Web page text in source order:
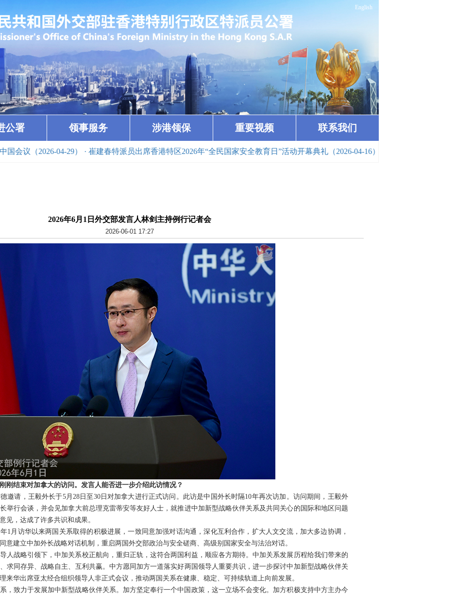
English
公署 领事服务 涉港领保 重要视频 联系我们
04-29） · 崔建春特派员出席香港特区2026年“全民国家安全教育日”活动开幕典礼（2026-04-16）
2026年6月1日外交部发言人林剑主持例行记者会
2026-06-01 17:27
刚结束对加拿大的访问。发言人能否进一步介绍此访情况？
邀请，王毅外长于5月28日至30日对加拿大进行正式访问。此访是中国外长时隔10年再次访加。访问期间，王毅外
举行会谈，并会见加拿大前总理克雷蒂安等友好人士，就推进中加新型战略伙伴关系及共同关心的国际和地区问题
见，达成了许多共识和成果。
1月访华以来两国关系取得的积极进展，一致同意加强对话沟通，深化互利合作，扩大人文交流，加大多边协调，
意建立中加外长战略对话机制，重启两国外交部政治与安全磋商、高级别国家安全与法治对话。
人战略引领下，中加关系校正航向，重归正轨，这符合两国利益，顺应各方期待。中加关系发展历程给我们带来的
求同存异、战略自主、互利共赢。中方愿同加方一道落实好两国领导人重要共识，进一步探讨中加新型战略伙伴关
来华出席亚太经合组织领导人非正式会议，推动两国关系在健康、稳定、可持续轨道上向前发展。
，致力于发展加中新型战略伙伴关系。加方坚定奉行一个中国政策，这一立场不会变化。加方积极支持中方主办今